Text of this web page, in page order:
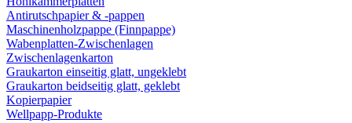
Antirutschpapier & -pappen
Maschinenholzpappe (Finnpappe)
Wabenplatten-Zwischenlagen
Zwischenlagenkarton
Graukarton einseitig glatt, ungeklebt
Graukarton beidseitig glatt, geklebt
Kopierpapier
Wellpapp-Produkte